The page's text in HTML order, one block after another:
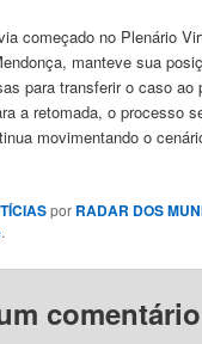
começado no Plenário
manteve sua
para transferir o caso ao
a retomada, o processo
movimentando o
por RADAR DOS
.
comentário